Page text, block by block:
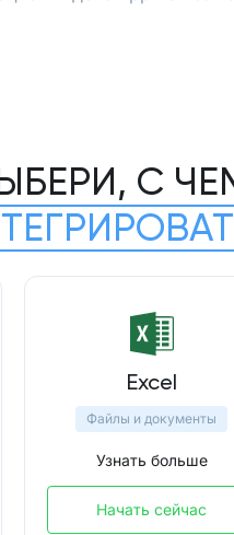
С
Excel
Файлы и документы
Узнать больше
Начать сейчас